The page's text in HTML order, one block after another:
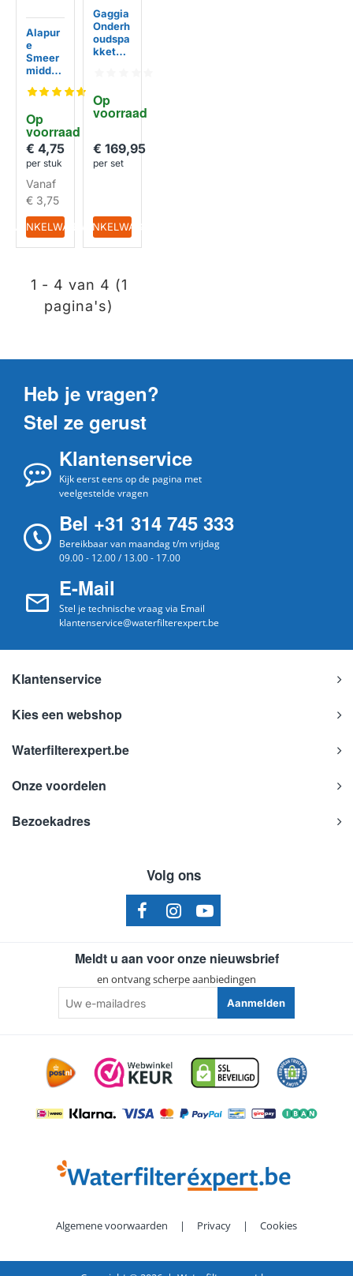
Op
voorraad
Alapur
e
Smeer
middel
kt voor
€ 4,75
per stuk
Vanaf
€ 3,75
IN WINKELWAGEN
Op
voorraad
Gaggia
Onderh
oudspa
kket
€ 169,95
per set
IN WINKELWAGEN
1 - 4 van 4 (1
pagina's)
Heb je vragen?
Stel ze gerust
Klantenservice
Kijk eerst eens op de pagina met
veelgestelde vragen
Bel +31 314 745 333
Bereikbaar van maandag t/m vrijdag
09.00 - 12.00 / 13.00 - 17.00
E-Mail
Stel je technische vraag via Email
klantenservice@waterfilterexpert.be
Klantenservice
Kies een webshop
Waterfilterexpert.be
Onze voordelen
Bezoekadres
Volg ons
Meldt u aan voor onze nieuwsbrief
en ontvang scherpe aanbiedingen
e-
mailadres
Aanmelden
Algemene voorwaarden | Privacy | Cookies